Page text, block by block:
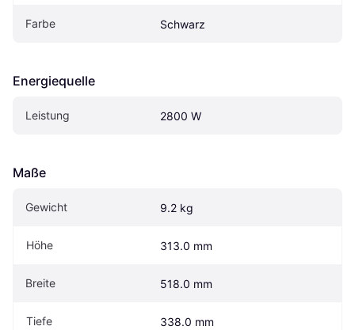
Farbe Schwarz
Energiequelle
Leistung 2800 W
Maße
Gewicht 9.2 kg
Höhe 313.0 mm
Breite 518.0 mm
Tiefe 338.0 mm